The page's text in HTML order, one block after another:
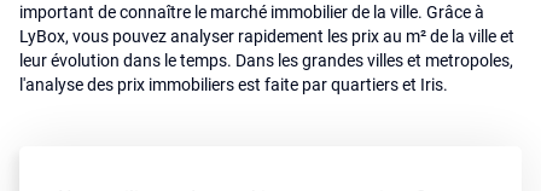
important de connaître le marché immobilier de la ville. Grâce à
LyBox, vous pouvez analyser rapidement les prix au m² de la ville et
leur évolution dans le temps. Dans les grandes villes et metropoles,
l'analyse des prix immobiliers est faite par quartiers et Iris.